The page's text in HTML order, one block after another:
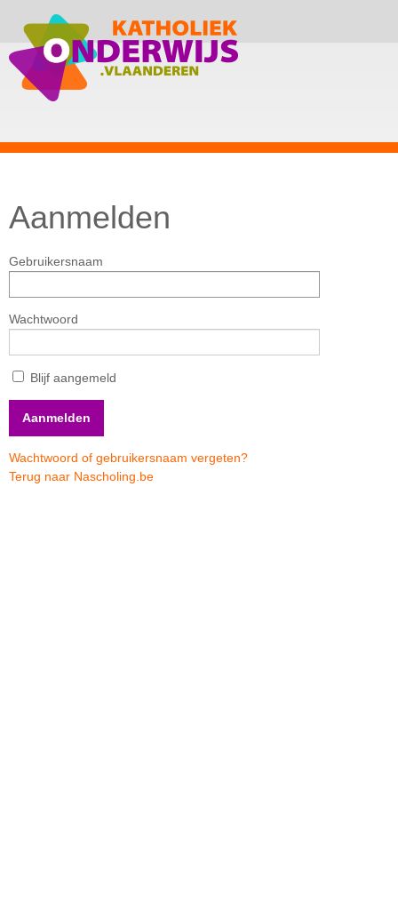
Aanmelden
Gebruikersnaam
Wachtwoord
Blijf aangemeld
Wachtwoord of gebruikersnaam vergeten?
Terug naar Nascholing.be